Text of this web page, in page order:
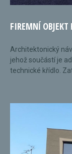
FIREMNÍ OBJEKT
Architektonický
jehož součástí je
technické křídlo.